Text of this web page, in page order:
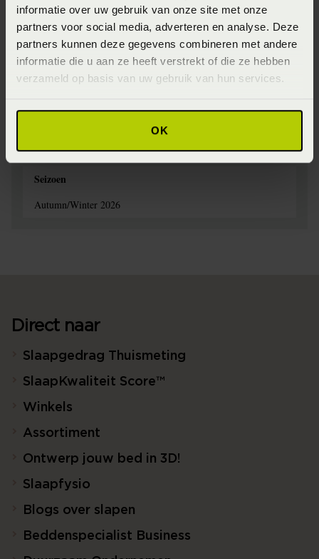
informatie over uw gebruik van onze site met onze
partners voor social media, adverteren en analyse. Deze
partners kunnen deze gegevens combineren met andere
informatie die u aan ze heeft verstrekt of die ze hebben
verzameld op basis van uw gebruik van hun services.
OK
Het is aan te bevelen om dit dekbedovertrek te wassen op
maximaal 40°C. Was binnenstebuiten zodat de kleuren mooi
blijven en je zo lang mogelijk van het dekbedovertrek kunt
genieten. Het dekbedovertrek kan op lage temperatuur
gedroogd worden in de droger. Haal het direct uit zodat het
zo min mogelijk kreukt en je niet hoeft te strijken. Indien
55% linnen 45% katoen (Linnen)
Seizoen
Autumn/Winter 2026
Direct naar
Slaapgedrag Thuismeting
SlaapKwaliteit Score™
Winkels
Assortiment
Ontwerp jouw bed in 3D!
Slaapfysio
Blogs over slapen
Beddenspecialist Business